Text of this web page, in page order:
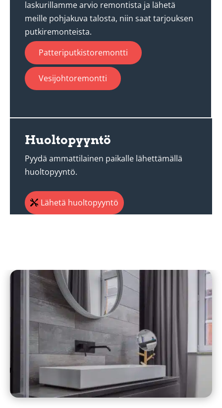
laskurillamme arvio remontista ja lähetä
meille pohjakuva talosta, niin saat tarjouksen
putkiremonteista.
Patteriputkistoremontti
Vesijohtoremontti
Huoltopyyntö
Pyydä ammattilainen paikalle lähettämällä
huoltopyyntö.
Lähetä huoltopyyntö